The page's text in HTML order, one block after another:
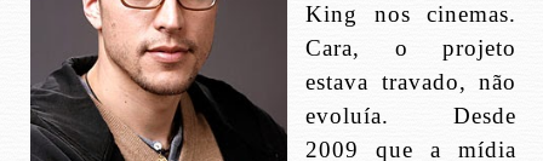
King nos cinemas.
Cara, o projeto
estava travado, não
evoluía. Desde
2009 que a mídia